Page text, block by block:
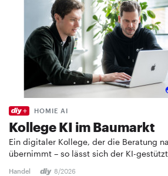
HOMIE AI
Kollege KI im Baumarkt
Ein digitaler Kollege, der die Beratung
übernimmt – so lässt sich der KI-
Handel 8/2026